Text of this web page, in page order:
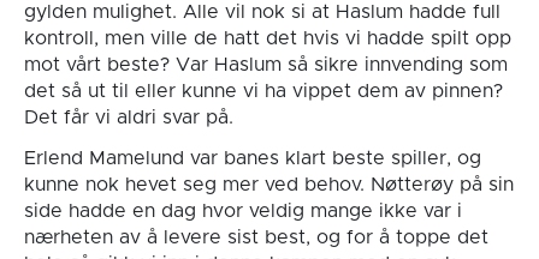
gylden mulighet. Alle vil nok si at Haslum hadde full
kontroll, men ville de hatt det hvis vi hadde spilt opp
mot vårt beste? Var Haslum så sikre innvending som
det så ut til eller kunne vi ha vippet dem av pinnen?
Det får vi aldri svar på.
Erlend Mamelund var banes klart beste spiller, og
kunne nok hevet seg mer ved behov. Nøtterøy på sin
side hadde en dag hvor veldig mange ikke var i
nærheten av å levere sist best, og for å toppe det